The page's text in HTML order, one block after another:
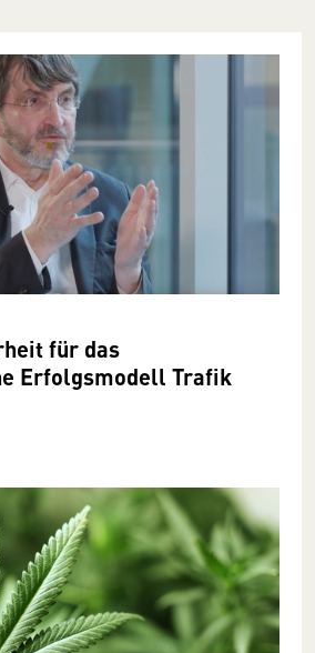
für das
Erfolgsmodell Trafik